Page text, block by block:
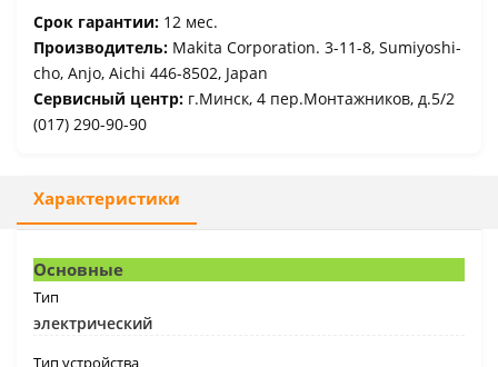
Срок гарантии: 12 мес.
Производитель: Makita Corporation. 3-11-8, Sumiyoshi-
cho, Anjo, Aichi 446-8502, Japan
Сервисный центр: г.Минск, 4 пер.Монтажников, д.5/2
(017) 290-90-90
Характеристики
Основные
Тип
электрический
Тип устройства